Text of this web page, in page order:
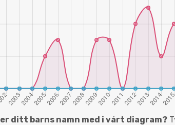
ditt barns namn med i vårt diagram?